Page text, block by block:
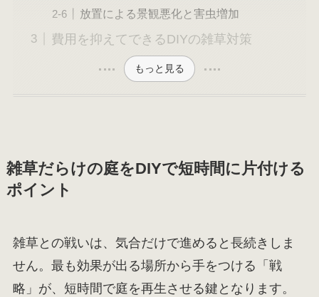
放置による景観悪化と害虫増加
費用を抑えてできるDIYの雑草対策
もっと見る
雑草だらけの庭をDIYで短時間に片付ける
ポイント
雑草との戦いは、気合だけで進めると長続きしま
せん。最も効果が出る場所から手をつける「戦
略」が、短時間で庭を再生させる鍵となります。